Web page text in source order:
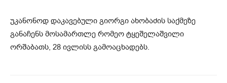
უკანონოდ დაკავებული გიორგი ახობაძის საქმეზე
განაჩენს მოსამართლე რომეო ტყეშელაშვილი
ორშაბათს, 28 ივლისს გამოაცხადებს.